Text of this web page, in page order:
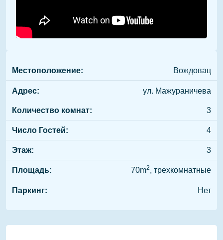
Местоположение: Вождовац
Адрес: ул. Мажураничева
Количество комнат: 3
Число Гостей: 4
Этаж: 3
Площадь: 70m2, трехкомнатные
Паркинг: Нет